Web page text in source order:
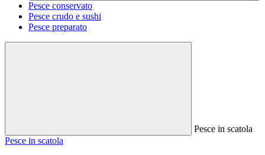
Pesce conservato
Pesce crudo e sushi
Pesce preparato
Pesce in scatola
Pesce in scatola